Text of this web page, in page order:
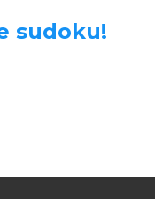
sudoku!